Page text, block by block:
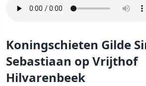
Koningschieten Gilde
Sebastiaan op Vrijthof
Hilvarenbeek